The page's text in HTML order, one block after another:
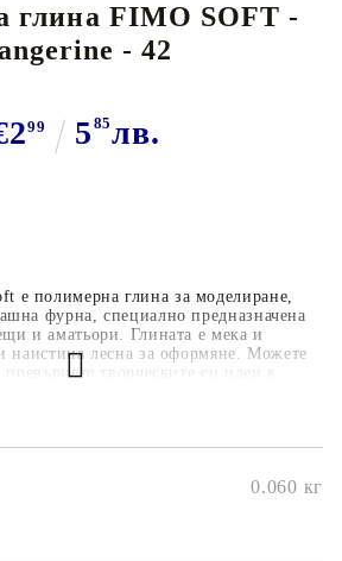
глина FIMO SOFT -
- 42
99 5 85лв.
е полимерна глина за моделиране,
фурна, специално предназначена
и аматьори. Глината е мека и
наистина лесна за оформяне. Можете
превърнете творческите си идеи в
0.060 кг